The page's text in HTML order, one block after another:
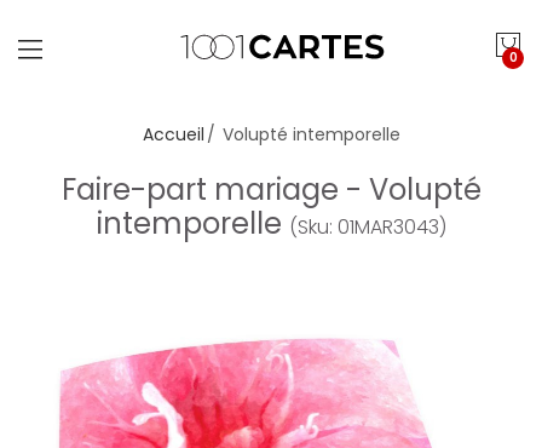
0
Accueil Volupté intemporelle
Faire-part mariage - Volupté
intemporelle (Sku: 01MAR3043)